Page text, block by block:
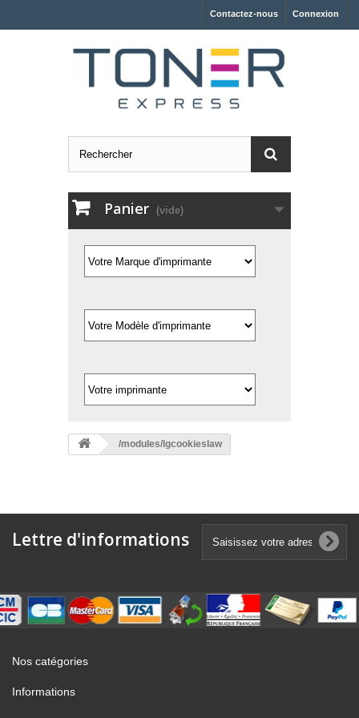
Connexion
Contactez-nous
Panier (vide)
/modules/lgcookieslaw
Lettre d'informations
Nos catégories
Informations